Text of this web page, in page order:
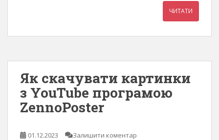
ЧИТАТИ
Як скачувати картинки
з YouTube програмою
ZennoPoster
01.12.2023 Залишити коментар